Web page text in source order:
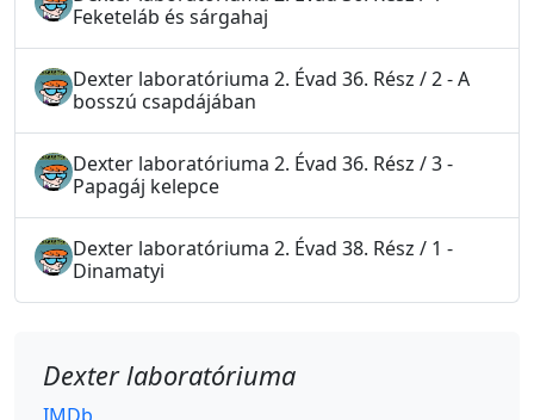
Feketeláb és sárgahaj
Dexter laboratóriuma 2. Évad 36. Rész / 2 - A
bosszú csapdájában
Dexter laboratóriuma 2. Évad 36. Rész / 3 -
Papagáj kelepce
Dexter laboratóriuma 2. Évad 38. Rész / 1 -
Dinamatyi
Dexter laboratóriuma